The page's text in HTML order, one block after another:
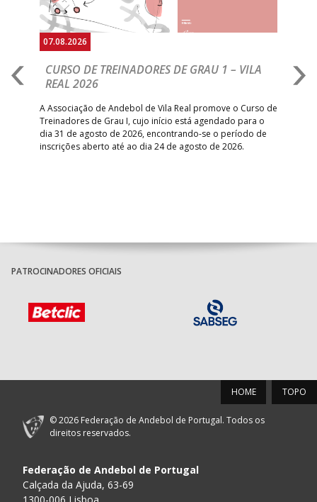
07.08.2026
CURSO DE TREINADORES DE GRAU 1 – VILA
REAL 2026
A Associação de Andebol de Vila Real promove o Curso de
Treinadores de Grau I, cujo início está agendado para o
dia 31 de agosto de 2026, encontrando-se o período de
inscrições aberto até ao dia 24 de agosto de 2026.
PATROCINADORES OFICIAIS
TOPO
HOME
© 2026 Federação de Andebol de Portugal. Todos os
direitos reservados.
Federação de Andebol de Portugal
Calçada da Ajuda, 63-69